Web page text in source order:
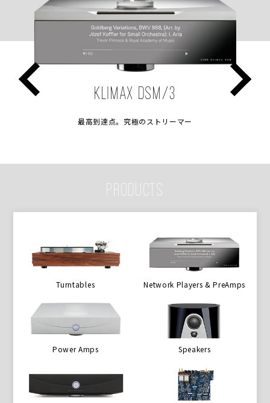
KLIMAX DSM/3
最高到達点。究極のストリーマー
PRODUCTS
Turntables Network Players & PreAmps
Power Amps Speakers